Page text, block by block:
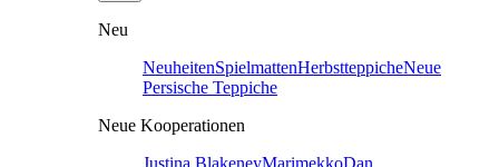
Neu
NeuheitenSpielmattenHerbstteppicheNeue
Persische Teppiche
Neue Kooperationen
Justina BlakeneyMarimekkoDan